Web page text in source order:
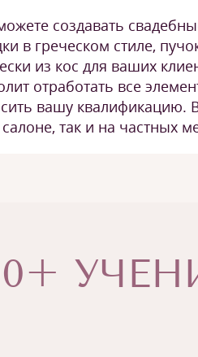
создавать
в греческом стиле,
из кос для ваших
отработать все
вашу квалификацию.
салоне, так и на частных